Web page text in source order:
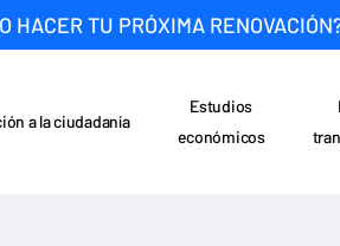
HACER TU PRÓXIMA
a la ciudadanía
Estudios
económicos